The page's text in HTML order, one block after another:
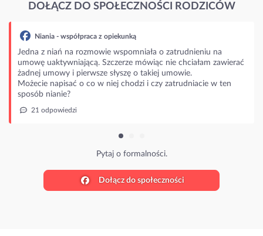
DOŁĄCZ DO SPOŁECZNOŚCI RODZICÓW
Niania - współpraca z opiekunką
z niań na rozmowie wspomniała o zatrudnieniu na
uaktywniającą. Szczerze mówiąc nie chciałam zawierać
umowy i pierwsze słyszę o takiej umowie.
napisać o co w niej chodzi i czy zatrudniacie w ten
nianie?
21 odpowiedzi
Pytaj o formalności.
Dołącz do społeczności